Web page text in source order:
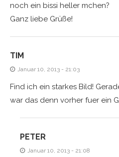
noch ein bissi heller mchen?
Ganz liebe Grüße!
TIM
Januar 10, 2013 - 21:03
Find ich ein starkes Bild!
war das denn vorher fuer ein
PETER
Januar 10, 2013 - 21:08